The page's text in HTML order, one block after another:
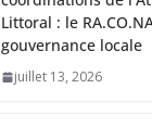
Littoral : le
gouvernance locale
juillet 13, 2026